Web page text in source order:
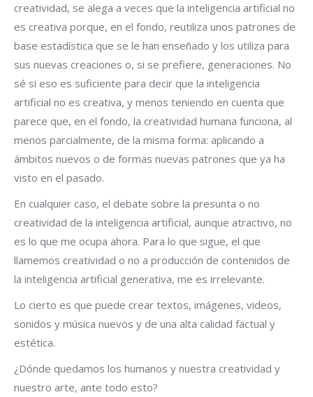
creatividad, se alega a veces que la inteligencia artificial no
es creativa porque, en el fondo, reutiliza unos patrones de
base estadística que se le han enseñado y los utiliza para
sus nuevas creaciones o, si se prefiere, generaciones. No
sé si eso es suficiente para decir que la inteligencia
artificial no es creativa, y menos teniendo en cuenta que
parece que, en el fondo, la creatividad humana funciona, al
menos parcialmente, de la misma forma: aplicando a
ámbitos nuevos o de formas nuevas patrones que ya ha
visto en el pasado.
En cualquier caso, el debate sobre la presunta o no
creatividad de la inteligencia artificial, aunque atractivo, no
es lo que me ocupa ahora. Para lo que sigue, el que
llamemos creatividad o no a producción de contenidos de
la inteligencia artificial generativa, me es irrelevante.
Lo cierto es que puede crear textos, imágenes, videos,
sonidos y música nuevos y de una alta calidad factual y
estética.
¿Dónde quedamos los humanos y nuestra creatividad y
nuestro arte, ante todo esto?